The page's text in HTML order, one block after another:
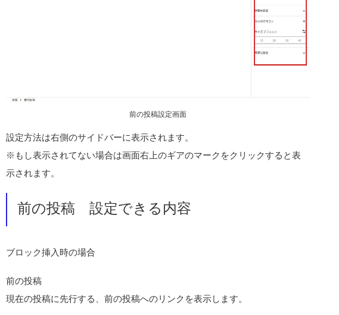
前の投稿設定画面
設定方法は右側のサイドバーに表示されます。
※もし表示されてない場合は画面右上のギアのマークをクリックすると表
示されます。
前の投稿 設定できる内容
ブロック挿入時の場合
前の投稿
現在の投稿に先行する、前の投稿へのリンクを表示します。